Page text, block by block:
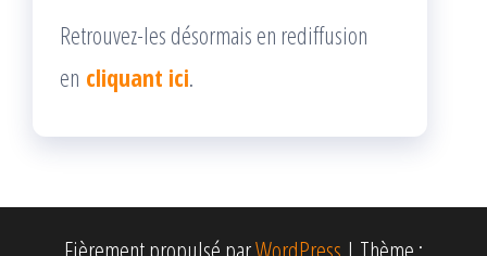
Retrouvez-les désormais en rediffusion
en cliquant ici.